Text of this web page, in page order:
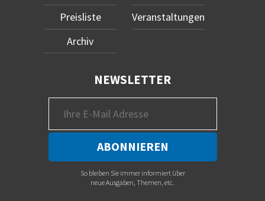
Preisliste
Archiv
Veranstaltungen
NEWSLETTER
So bleiben Sie immer informiert über
neue Ausgaben, Themen, etc.